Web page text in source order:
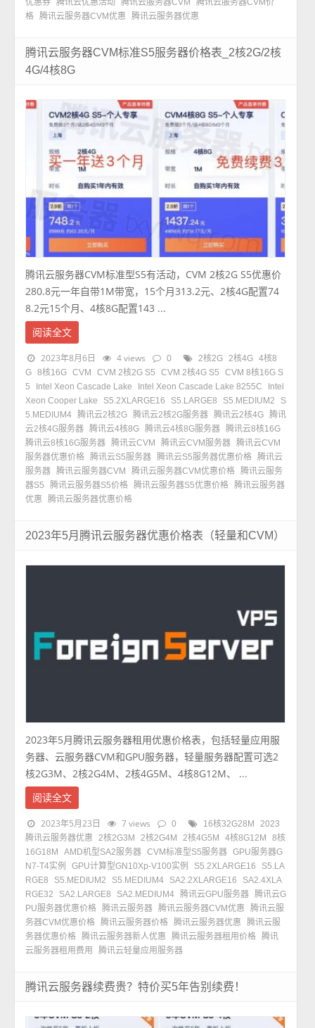
优惠券 腾讯云优惠活动 腾讯云服务器CVM
腾讯云服务器CVM价
格 腾讯云服务器CVM优惠 腾讯云服务器优惠
腾讯云服务器CVM标准S5服务器价格表_2核2G/2核
4G/4核8G
腾讯云服务器CVM标准型S5有活动，CVM 2核2G S5优惠价
280.8元一年自带1M带宽，15个月313.2元、2核4G配置74
8.2元15个月、4核8G配置143 ...
阅读全文
2023年8月6日 4 views 0 2核2G 2核4G
4核8
G 8核16G CVM CVM 2核2G S5 CVM 2核4G S5
CVM 8核16G S
5
Intel Xeon Cascade Lake Intel Xeon Cascade Lake 8255C
Intel
Xeon Cooper Lake
S5.2XLARGE16 S5.LARGE8 S5.MEDIUM2
S
5.MEDIUM4 腾讯云2核2G 腾讯云2核2G服务器 腾讯云2核4G 腾讯
云2核4G服务器 腾讯云4核8G 腾讯云4核8G服务器 腾讯云8核16G
腾讯云8核16G服务器 腾讯云CVM 腾讯云CVM服务器 腾讯云CVM
服务器优惠价格 腾讯云S5服务器 腾讯云S5服务器优惠价格 腾讯云
服务器 腾讯云服务器CVM 腾讯云服务器CVM优惠价格 腾讯云服务
器S5
腾讯云服务器S5价格 腾讯云服务器S5优惠价格 腾讯云服务器
优惠
腾讯云服务器优惠价格
2023年5月腾讯云服务器优惠价格表（轻量和CVM）
2023年5月腾讯云服务器租用优惠价格表，包括轻量应用服
务器、云服务器CVM和GPU服务器，轻量服务器配置可选2
核2G3M、2核2G4M、2核4G5M、4核8G12M、 ...
阅读全文
2023年5月23日 7 views 0 16核32G28M
2023
腾讯云服务器优惠
2核2G3M 2核2G4M 2核4G5M 4核8G12M
8核
16G18M
AMD机型SA2服务器 CVM标准型S5服务器 GPU服务器G
N7-T4实例
GPU计算型GN10Xp-V100实例 S5.2XLARGE16
S5.LA
RGE8
S5.MEDIUM2 S5.MEDIUM4 SA2.2XLARGE16
SA2.4XLA
RGE32
SA2.LARGE8 SA2.MEDIUM4 腾讯云GPU服务器 腾讯云G
PU服务器优惠价格 腾讯云服务器 腾讯云服务器CVM优惠
腾讯云服
务器CVM优惠价格 腾讯云服务器价格 腾讯云服务器优惠
腾讯云服
务器优惠价格 腾讯云服务器新人优惠 腾讯云服务器租用价格 腾讯
云服务器租用费用
腾讯云轻量应用服务器
腾讯云服务器续费贵？特价买5年告别续费！